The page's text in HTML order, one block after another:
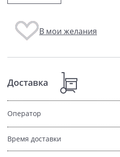
В мои желания
Доставка
Оператор
Время доставки